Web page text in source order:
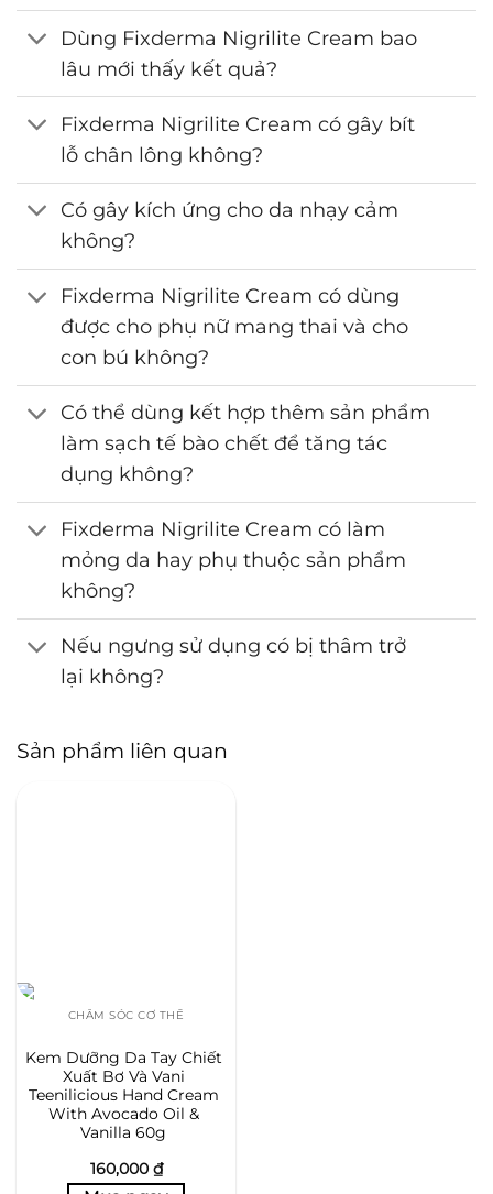
Dùng Fixderma Nigrilite Cream bao
lâu mới thấy kết quả?
Fixderma Nigrilite Cream có gây bít
lỗ chân lông không?
Có gây kích ứng cho da nhạy cảm
không?
Fixderma Nigrilite Cream có dùng
được cho phụ nữ mang thai và cho
con bú không?
Có thể dùng kết hợp thêm sản phẩm
làm sạch tế bào chết để tăng tác
dụng không?
Fixderma Nigrilite Cream có làm
mỏng da hay phụ thuộc sản phẩm
không?
Nếu ngưng sử dụng có bị thâm trở
lại không?
Sản phẩm liên quan
CHĂM SÓC CƠ THỂ
Kem Dưỡng Da Tay Chiết
Xuất Bơ Và Vani
Teenilicious Hand Cream
With Avocado Oil &
Vanilla 60g
160,000 ₫